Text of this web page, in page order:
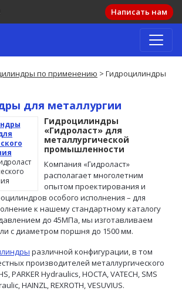
Написать нам
по применению > Гидроцилиндры
для металлургии
Гидроцилиндры
«Гидроласт» для
металлургической
промышленности
Компания «Гидроласт»
располагает многолетним
опытом проектирования и
особого исполнения – для
к нашему стандартному каталогу
до 45МПа, мы изготавливаем
с диаметром поршня до 1500 мм.
различной конфигурации, в том
производителей металлургического
PARKER Hydraulics, HOCTA, VATECH, SMS
HAINZL, REXROTH, VESUVIUS.